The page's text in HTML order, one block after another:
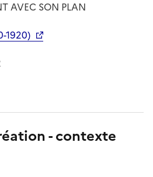
AVEC SON PLAN
1920)
- contexte